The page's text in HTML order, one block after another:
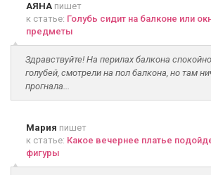
АЯНА пишет
к статье: Голубь сидит на балконе или
предметы
Здравствуйте! На перилах балкона
голубей, смотрели на пол балкона, но там
прогнала...
Мария пишет
к статье: Какое вечернее платье
фигуры